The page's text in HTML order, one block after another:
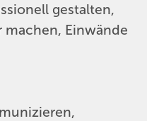
gestalten,
Einwände